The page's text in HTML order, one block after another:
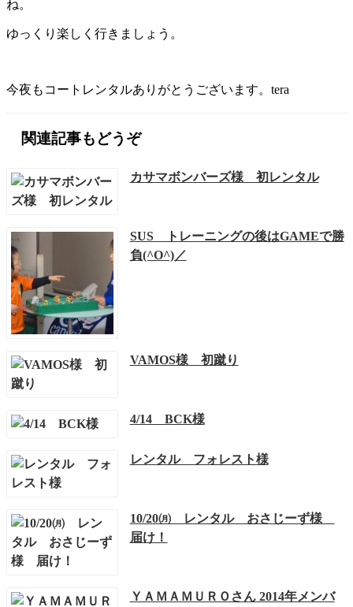
ね。
ゆっくり楽しく行きましょう。
今夜もコートレンタルありがとうございます。tera
関連記事もどうぞ
カサマボンバーズ様 初レンタル
SUS トレーニングの後はGAMEで勝
負(^O^)／
VAMOS様 初蹴り
4/14 BCK様
レンタル フォレスト様
10/20㈪ レンタル おさじーず様
届け！
ＹＡＭＡＭＵＲＯさん 2014年メンバ